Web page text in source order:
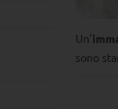
Un'
sono